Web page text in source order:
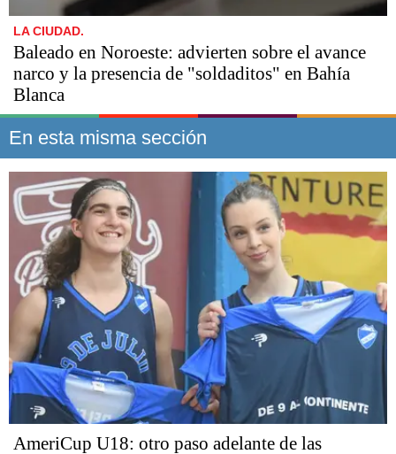
LA CIUDAD.
Baleado en Noroeste: advierten sobre el avance
narco y la presencia de "soldaditos" en Bahía
Blanca
En esta misma sección
AmeriCup U18: otro paso adelante de las